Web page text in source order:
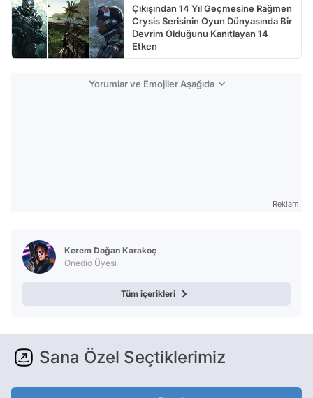
Çıkışından 14 Yıl Geçmesine Rağmen
Crysis Serisinin Oyun Dünyasında Bir
Devrim Olduğunu Kanıtlayan 14
Etken
Yorumlar ve Emojiler Aşağıda
Reklam
Kerem Doğan Karakoç
Onedio Üyesi
Tüm içerikleri
Sana Özel Seçtiklerimiz